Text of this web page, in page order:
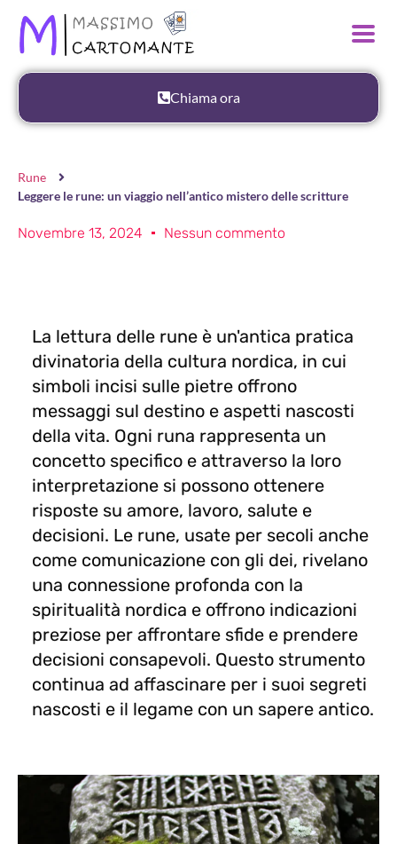
Chiama ora
Rune
Leggere le rune: un viaggio nell’antico mistero delle scritture
Novembre 13, 2024 Nessun commento
La lettura delle rune è un'antica pratica
divinatoria della cultura nordica, in cui
simboli incisi sulle pietre offrono
messaggi sul destino e aspetti nascosti
della vita. Ogni runa rappresenta un
concetto specifico e attraverso la loro
interpretazione si possono ottenere
risposte su amore, lavoro, salute e
decisioni. Le rune, usate per secoli anche
come comunicazione con gli dei, rivelano
una connessione profonda con la
spiritualità nordica e offrono indicazioni
preziose per affrontare sfide e prendere
decisioni consapevoli. Questo strumento
continua ad affascinare per i suoi segreti
nascosti e il legame con un sapere antico.